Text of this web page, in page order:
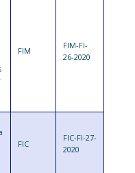
FIM
FIM-FI-
26-2020
FIC
FIC-FI-27-
2020